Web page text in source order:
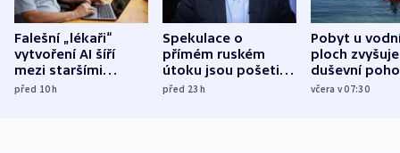
Falešní „lékaři“
vytvoření AI šíří
mezi staršími
Poláky nebezpečné
před 10h
Spekulace o
přímém ruském
útoku jsou pošetilé,
míní estonský
před 23h
Pobyt u
ploch zvyšuje
duševní
ukázala
včera v 07:30